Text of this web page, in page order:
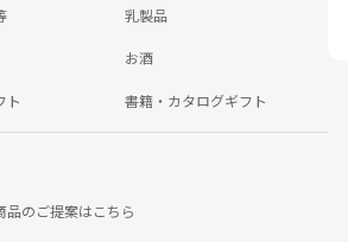
乳製品
お酒
ト 書籍・カタログギフト
品のご提案はこちら